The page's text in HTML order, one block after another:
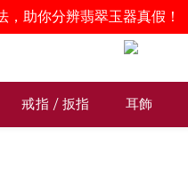
戒指 / 扳指 耳飾
助你分辨翡翠玉器真假！